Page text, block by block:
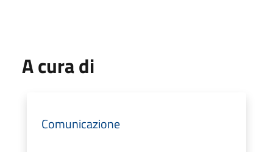
A cura di
Comunicazione